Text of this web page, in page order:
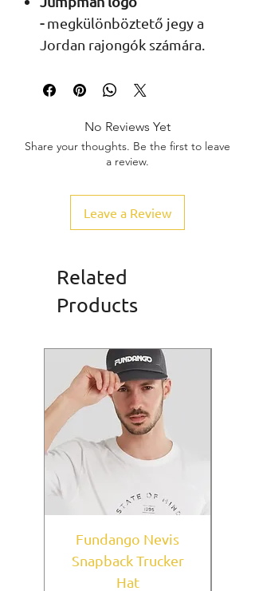
-megkülönböztető jegy a
Jordan rajongók számára.
No Reviews Yet
Share your thoughts. Be the first to leave
a review.
Leave a Review
Related
Products
Fundango Nevis
Snapback Trucker
Hat